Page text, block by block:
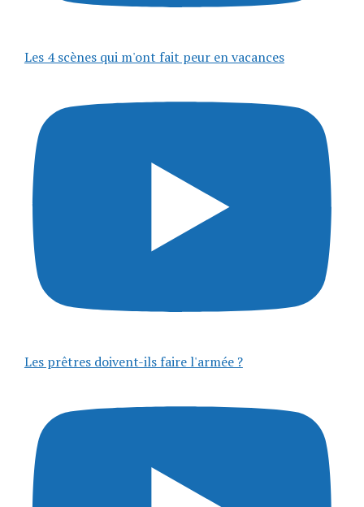
Les 4 scènes qui m'ont fait peur en vacances
Les prêtres doivent-ils faire l'armée ?